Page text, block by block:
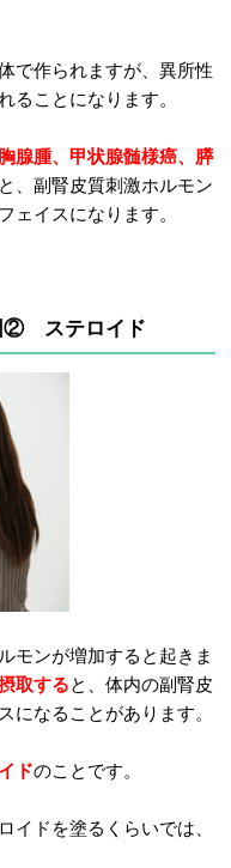
で作られますが、異所性
ることになります。
腺腫、甲状腺髄様癌、膵
、副腎皮質刺激ホルモン
ェイスになります。
② ステロイド
モンが増加すると起きま
取すると、体内の副腎皮
になることがあります。
ドのことです。
イドを塗るくらいでは、